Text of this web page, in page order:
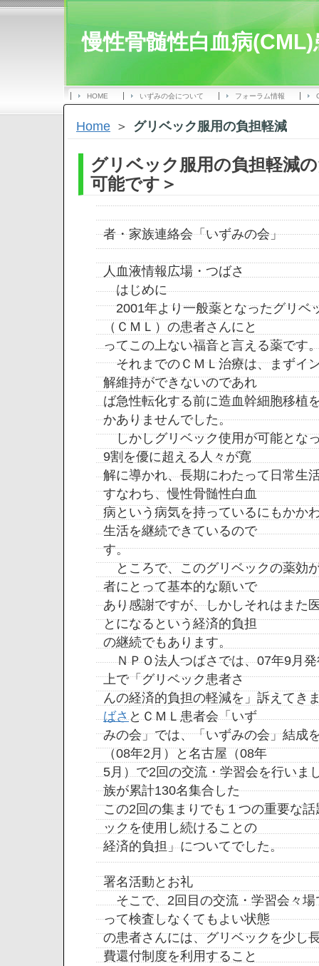
慢性骨髄性白血病
HOME いずみの会について フォーラム情報
Home ＞ グリベック服用の負担軽減
グリベック服用の負担軽減
可能です＞
者・家族連絡会「いずみの会」
ＮＰ
人血液情報広場・つばさ
はじめに
2001年より一般薬となったグリベ
（ＣＭＬ）の患者さんにと
ってこの上ない福音と言える薬です
それまでのＣＭＬ治療は、まずイ
解維持ができないのであれ
ば急性転化する前に造血幹細胞移植
かありませんでした。
しかしグリベック使用が可能とな
9割を優に超える人々が寛
解に導かれ、長期にわたって日常生
すなわち、慢性骨髄性白血
病という病気を持っているにもかか
生活を継続できているので
す。
ところで、このグリベックの薬効
者にとって基本的な願いで
あり感謝ですが、しかしそれはまた
とになるという経済的負担
の継続でもあります。
ＮＰＯ法人つばさでは、07年9月発
上で「グリベック患者さ
んの経済的負担の軽減を」訴えてき
ばさとＣＭＬ患者会「いず
みの会」では、「いずみの会」結成
（08年2月）と名古屋（08年
5月）で2回の交流・学習会を行いま
族が累計130名集合した
この2回の集まりでも１つの重要な
ックを使用し続けることの
経済的負担」についてでした。
署名活動とお礼
そこで、2回目の交流・学習会々
って検査しなくてもよい状態
の患者さんには、グリベックを少し
費還付制度を利用すること